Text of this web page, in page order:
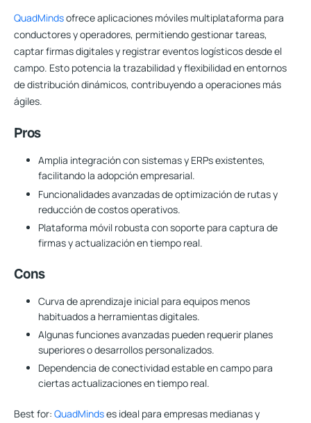
QuadMindsofrece aplicaciones móviles multiplataforma para
conductores y operadores, permitiendo gestionar tareas,
captar firmas digitales y registrar eventos logísticos desde el
campo. Esto potencia la trazabilidad y flexibilidad en entornos
de distribución dinámicos, contribuyendo a operaciones más
ágiles.
Pros
Amplia integración con sistemas y ERPs existentes,
facilitando la adopción empresarial.
Funcionalidades avanzadas de optimización de rutas y
reducción de costos operativos.
Plataforma móvil robusta con soporte para captura de
firmas y actualización en tiempo real.
Cons
Curva de aprendizaje inicial para equipos menos
habituados a herramientas digitales.
Algunas funciones avanzadas pueden requerir planes
superiores o desarrollos personalizados.
Dependencia de conectividad estable en campo para
ciertas actualizaciones en tiempo real.
Best for: QuadMindses ideal para empresas medianas y